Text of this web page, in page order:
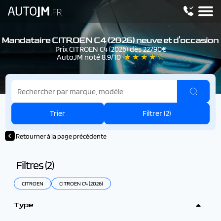
Mandataire CITROEN C4 (2026) neuve et d'occasion
Prix CITROEN C4 (2026) dès 22790€
AutoJM noté 8.9/10★ ★ ★ ★ ☆
Trier Filtrer (2)
Retourner à la page précédente
Filtres (2)
CITROEN CITROEN C4 (2026)
Type